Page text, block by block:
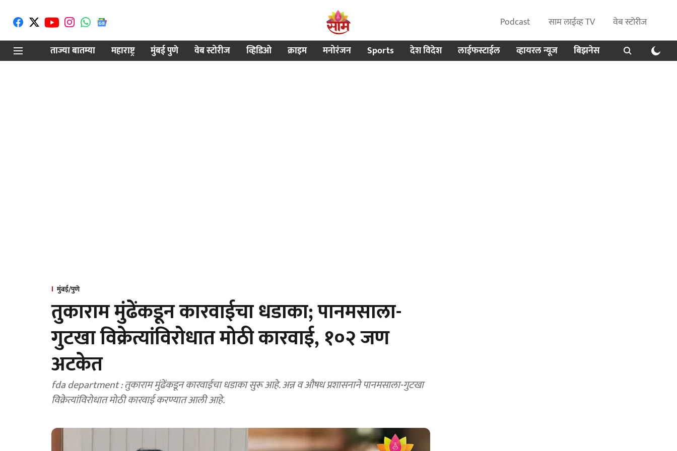
Podcast साम लाईव्ह TV
वेब स्टोरीज
ताज्या बातम्या
महाराष्ट्र मुंबई पुणे वेब स्टोरीज व्हिडिओ क्राइम मनोरंजन Sports देश विदेश लाईफस्टाईल व्हायरल न्यूज बिझनेस
मुंबई/पुणे
तुकाराम मुंढेंकडून कारवाईचा धडाका; पानमसाला-
गुटखा विक्रेत्यांविरोधात मोठी कारवाई, १०२ जण
अटकेत
fda department : तुकाराम मुंढेंकडून कारवाईचा धडाका सुरू आहे. अन्न व औषध प्रशासनाने पानमसाला-गुटखा
विक्रेत्यांविरोधात मोठी कारवाई करण्यात आली आहे.